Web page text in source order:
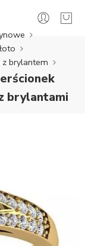
z brylantem
brylantami